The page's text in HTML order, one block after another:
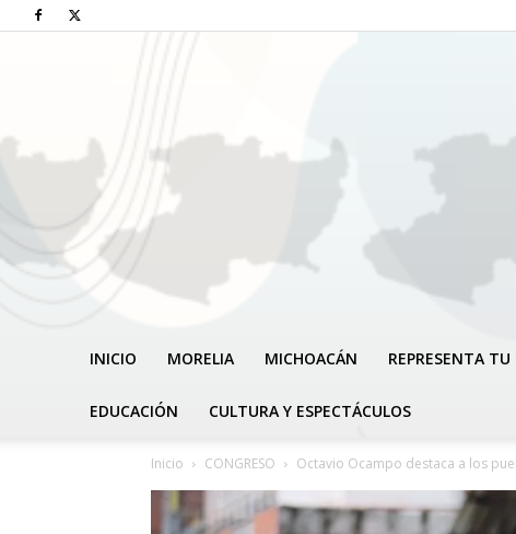
INICIO MORELIA MICHOACÁN REPRESENTA
EDUCACIÓN CULTURA Y ESPECTÁCULOS
Inicio CONGRESO Octavio Ocampo destaca a los